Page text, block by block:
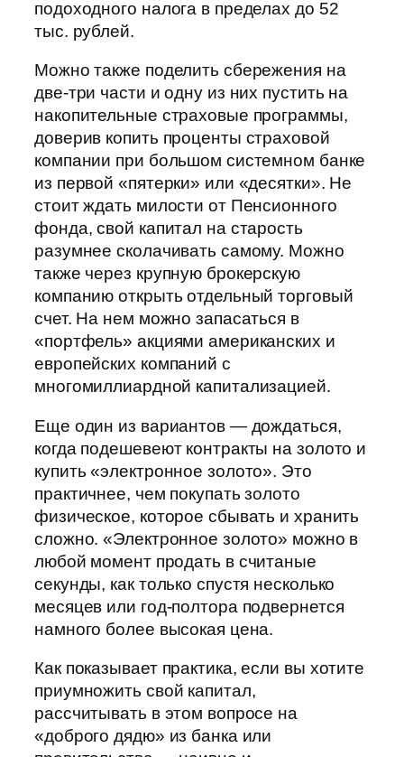
подоходного налога в пределах до 52
тыс. рублей.
Можно также поделить сбережения на
две-три части и одну из них пустить на
накопительные страховые программы,
доверив копить проценты страховой
компании при большом системном банке
из первой «пятерки» или «десятки». Не
стоит ждать милости от Пенсионного
фонда, свой капитал на старость
разумнее сколачивать самому. Можно
также через крупную брокерскую
компанию открыть отдельный торговый
счет. На нем можно запасаться в
«портфель» акциями американских и
европейских компаний с
многомиллиардной капитализацией.
Еще один из вариантов — дождаться,
когда подешевеют контракты на золото и
купить «электронное золото». Это
практичнее, чем покупать золото
физическое, которое сбывать и хранить
сложно. «Электронное золото» можно в
любой момент продать в считаные
секунды, как только спустя несколько
месяцев или год-полтора подвернется
намного более высокая цена.
Как показывает практика, если вы хотите
приумножить свой капитал,
рассчитывать в этом вопросе на
«доброго дядю» из банка или